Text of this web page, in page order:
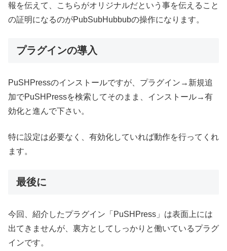
報を伝えて、こちらがオリジナルだという事を伝えること
の証明になるのがPubSubHubbubの操作になります。
プラグインの導入
PuSHPressのインストールですが、 プラグイン→新規追
加でPuSHPressを検索してそのまま、 インストール→有
効化と進んで下さい。
特に設定は必要なく、有効化していれば動作を行ってくれ
ます。
最後に
今回、紹介したプラグイン「PuSHPress」は表面上には
出てきませんが、裏方としてしっかりと働いているプラグ
インです。